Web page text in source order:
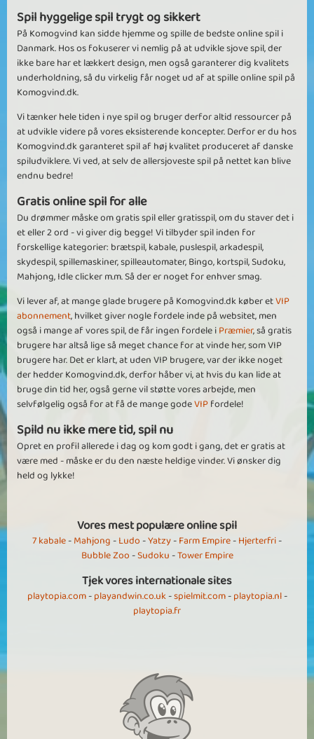
Spil hyggelige spil trygt og sikkert
På Komogvind kan sidde hjemme og spille de bedste online spil i
Danmark. Hos os fokuserer vi nemlig på at udvikle sjove spil, der
ikke bare har et lækkert design, men også garanterer dig kvalitets
underholdning, så du virkelig får noget ud af at spille online spil på
Komogvind.dk.
Vi tænker hele tiden i nye spil og bruger derfor altid ressourcer på
at udvikle videre på vores eksisterende koncepter. Derfor er du hos
Komogvind.dk garanteret spil af høj kvalitet produceret af danske
spiludviklere. Vi ved, at selv de allersjoveste spil på nettet kan blive
endnu bedre!
Gratis online spil for alle
Du drømmer måske om gratis spil eller gratisspil, om du staver det i
et eller 2 ord - vi giver dig begge! Vi tilbyder spil inden for
forskellige kategorier: brætspil, kabale, puslespil, arkadespil,
skydespil, spillemaskiner, spilleautomater, Bingo, kortspil, Sudoku,
Mahjong, Idle clicker m.m. Så der er noget for enhver smag.
Vi lever af, at mange glade brugere på Komogvind.dk køber etVIP
abonnement, hvilket giver nogle fordele inde på websitet, men
også i mange af vores spil, de får ingen fordele iPræmier, så gratis
brugere har altså lige så meget chance for at vinde her, som VIP
brugere har. Det er klart, at uden VIP brugere, var der ikke noget
der hedder Komogvind.dk, derfor håber vi, at hvis du kan lide at
bruge din tid her, også gerne vil støtte vores arbejde, men
selvfølgelig også for at få de mange godeVIPfordele!
Spild nu ikke mere tid, spil nu
Opret en profil allerede i dag og kom godt i gang, det er gratis at
være med - måske er du den næste heldige vinder. Vi ønsker dig
held og lykke!
Vores mest populære online spil
7 kabale-Mahjong-Ludo-Yatzy-Farm Empire-Hjerterfri-
Bubble Zoo-Sudoku-Tower Empire
Tjek vores internationale sites
playtopia.com-playandwin.co.uk-spielmit.com-playtopia.nl-
playtopia.fr